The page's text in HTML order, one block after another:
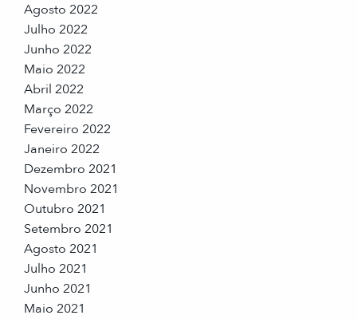
Agosto 2022
Julho 2022
Junho 2022
Maio 2022
Abril 2022
Março 2022
Fevereiro 2022
Janeiro 2022
Dezembro 2021
Novembro 2021
Outubro 2021
Setembro 2021
Agosto 2021
Julho 2021
Junho 2021
Maio 2021